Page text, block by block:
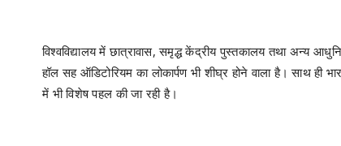
विश्वविद्यालय में छात्रावास, समृद्ध केंद्रीय पुस्तकालय तथा अन्य
हॉल सह ऑडिटोरियम का लोकार्पण भी शीघ्र होने वाला है। साथ ही
में भी विशेष पहल की जा रही है।